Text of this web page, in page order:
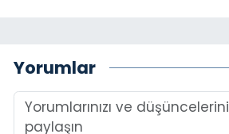
Yorumlar